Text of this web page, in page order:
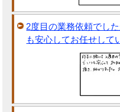
2度目の業務依頼でし
も安心してお任せして